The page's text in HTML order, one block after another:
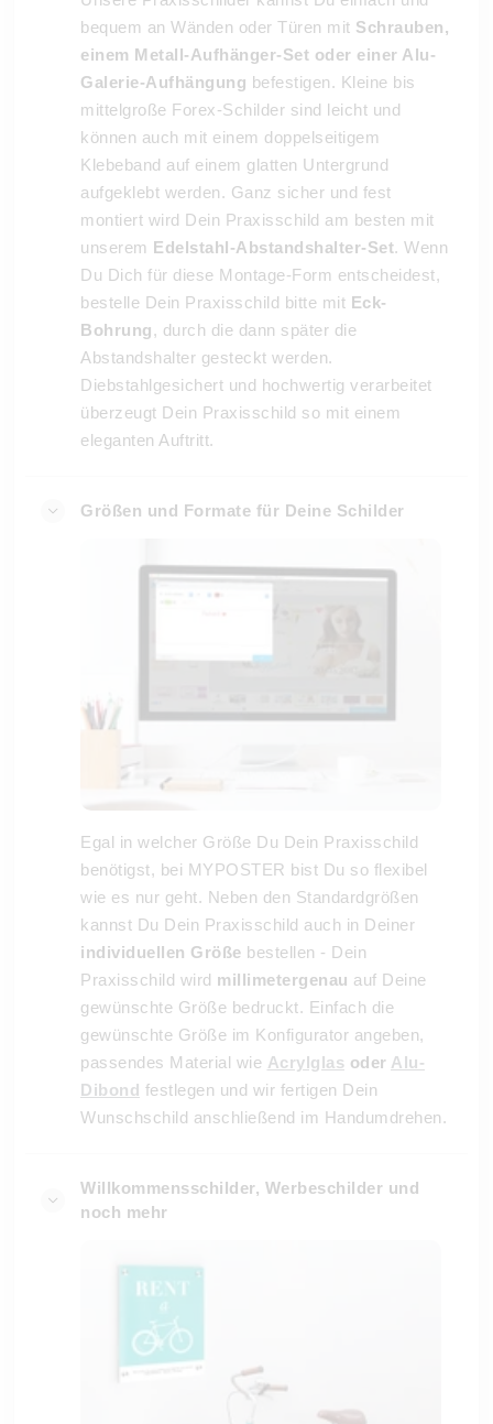
bequem an Wänden oder Türen mit Schrauben,
einem Metall-Aufhänger-Set oder einer Alu-
Galerie-Aufhängung befestigen. Kleine bis
mittelgroße Forex-Schilder sind leicht und
können auch mit einem doppelseitigem
Klebeband auf einem glatten Untergrund
aufgeklebt werden. Ganz sicher und fest
montiert wird Dein Praxisschild am besten mit
unserem Edelstahl-Abstandshalter-Set. Wenn
Du Dich für diese Montage-Form entscheidest,
bestelle Dein Praxisschild bitte mit Eck-
Bohrung, durch die dann später die
Abstandshalter gesteckt werden.
Diebstahlgesichert und hochwertig verarbeitet
überzeugt Dein Praxisschild so mit einem
eleganten Auftritt.
Größen und Formate für Deine Schilder
Egal in welcher Größe Du Dein Praxisschild
benötigst, bei MYPOSTER bist Du so flexibel
wie es nur geht. Neben den Standardgrößen
kannst Du Dein Praxisschild auch in Deiner
individuellen Größe bestellen - Dein
Praxisschild wird millimetergenau auf Deine
gewünschte Größe bedruckt. Einfach die
gewünschte Größe im Konfigurator angeben,
passendes Material wie Acrylglas oder Alu-
Dibond festlegen und wir fertigen Dein
Wunschschild anschließend im Handumdrehen.
Willkommensschilder, Werbeschilder und
noch mehr